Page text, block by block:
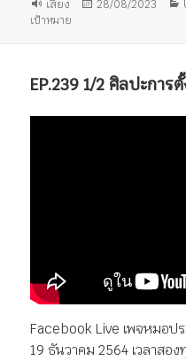
รูป
แบบ
เสียง
เขียน
28/08/2023
เป้าหมาย
EP.239 1/2 ศิลปะกา
Facebook Live เพจหมอป
19 ธันวาคม 2564 เวลาสอง